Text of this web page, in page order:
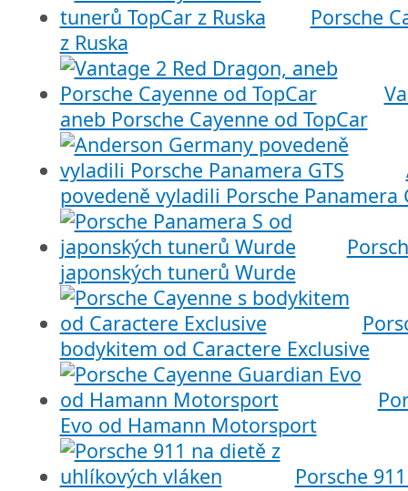
Porsche
z Ruska
aneb Porsche Cayenne od TopCar
povedeně vyladili Porsche Panamera
japonských tunerů Wurde
bodykitem od Caractere Exclusive
Evo od Hamann Motorsport
Porsche